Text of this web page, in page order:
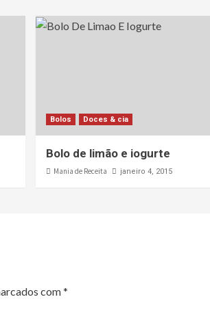
Bolos Doces & cia
Bolo de limão e iogurte
Mania de Receita janeiro 4, 2015
com*